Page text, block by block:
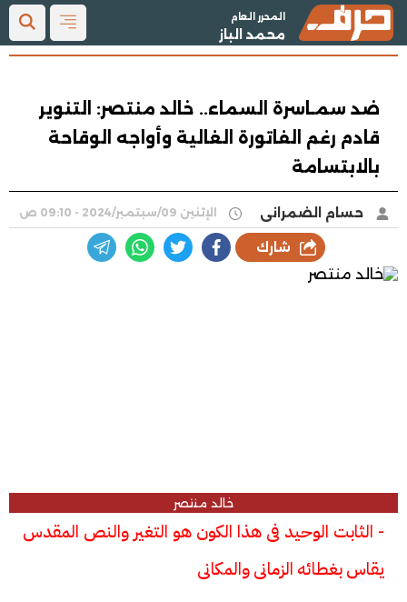
المحرر العام
محمد الباز
ضد سمـاسرة السماء.. خالد منتصر: التنوير
قادم رغم الفاتورة الغالية وأواجه الوقاحة
بالابتسامة
حسام الضمرانى الإثنين 09/سبتمبر/2024 - 09:10 ص
شارك
خالد منتصر
- الثابت الوحيد فى هذا الكون هو التغير والنص المقدس
يقاس بغطائه الزمانى والمكانى